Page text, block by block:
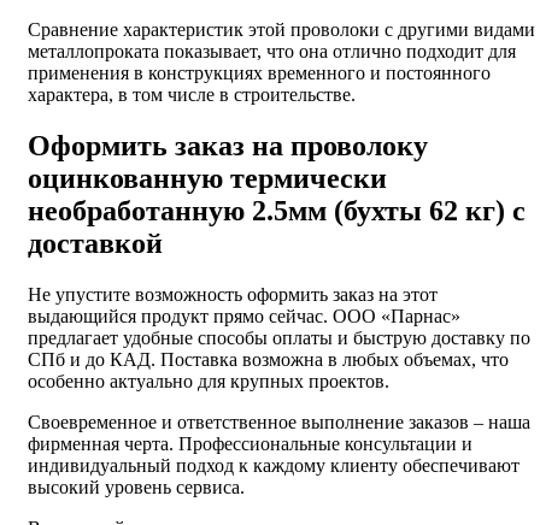
Сравнение характеристик этой проволоки с другими видами
металлопроката показывает, что она отлично подходит для
применения в конструкциях временного и постоянного
характера, в том числе в строительстве.
Оформить заказ на проволоку
оцинкованную термически
необработанную 2.5мм (бухты 62 кг) с
доставкой
Не упустите возможность оформить заказ на этот
выдающийся продукт прямо сейчас. ООО «Парнас»
предлагает удобные способы оплаты и быструю доставку по
СПб и до КАД. Поставка возможна в любых объемах, что
особенно актуально для крупных проектов.
Своевременное и ответственное выполнение заказов – наша
фирменная черта. Профессиональные консультации и
индивидуальный подход к каждому клиенту обеспечивают
высокий уровень сервиса.